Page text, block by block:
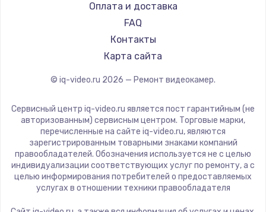
Оплата и доставка
FAQ
Контакты
Карта сайта
© iq-video.ru 2026 — Ремонт видеокамер.
Сервисный центр iq-video.ru является пост гарантийным (не
авторизованным) сервисным центром. Торговые марки,
перечисленные на сайте iq-video.ru, являются
зарегистрированным товарными знаками компаний
правообладателей. Обозначения используется не с целью
индивидуализации соответствующих услуг по ремонту, а с
целью информирования потребителей о предоставляемых
услугах в отношении техники правообладателя